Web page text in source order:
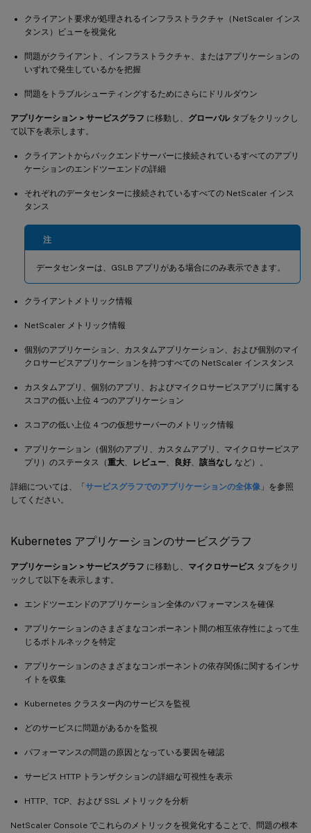
クライアント要求が処理されるインフラストラクチャ（NetScaler インス
タンス）ビューを視覚化
問題がクライアント、インフラストラクチャ、またはアプリケーションの
いずれで発生しているかを把握
問題をトラブルシューティングするためにさらにドリルダウン
アプリケーション > サービスグラフ に移動し、 グローバルタブをクリックし
て以下を表示します。
クライアントからバックエンドサーバーに接続されているすべてのアプリ
ケーションのエンドツーエンドの詳細
それぞれのデータセンターに接続されているすべての NetScaler インス
タンス
注
データセンターは、GSLB アプリがある場合にのみ表示できます。
クライアントメトリック情報
NetScaler メトリック情報
個別のアプリケーション、カスタムアプリケーション、および個別のマイ
クロサービスアプリケーションを持つすべての NetScaler インスタンス
カスタムアプリ、個別のアプリ、およびマイクロサービスアプリに属する
スコアの低い上位 4 つのアプリケーション
スコアの低い上位 4 つの仮想サーバーのメトリック情報
アプリケーション（個別のアプリ、カスタムアプリ、マイクロサービスア
プリ）のステータス（重大 レビュー 良好 該当なし など）。
詳細については、「サービスグラフでのアプリケーションの全体像 」を参照
してください。
Kubernetes アプリケーションのサービスグラフ
アプリケーション > サービスグラフ に移動し、 マイクロサービス タブをクリ
ックして以下を表示します。
エンドツーエンドのアプリケーション全体のパフォーマンスを確保
アプリケーションのさまざまなコンポーネント間の相互依存性によって生
じるボトルネックを特定
アプリケーションのさまざまなコンポーネントの依存関係に関するインサ
イトを収集
Kubernetes クラスター内のサービスを監視
どのサービスに問題があるかを監視
パフォーマンスの問題の原因となっている要因を確認
サービス HTTP トランザクションの詳細な可視性を表示
HTTP、TCP、および SSL メトリックを分析
NetScaler Console でこれらのメトリックを視覚化することで、問題の根本